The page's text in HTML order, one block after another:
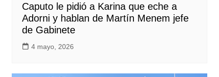
Caputo le pidió a Karina que eche a
Adorni y hablan de Martín Menem jefe
de Gabinete
4 mayo, 2026